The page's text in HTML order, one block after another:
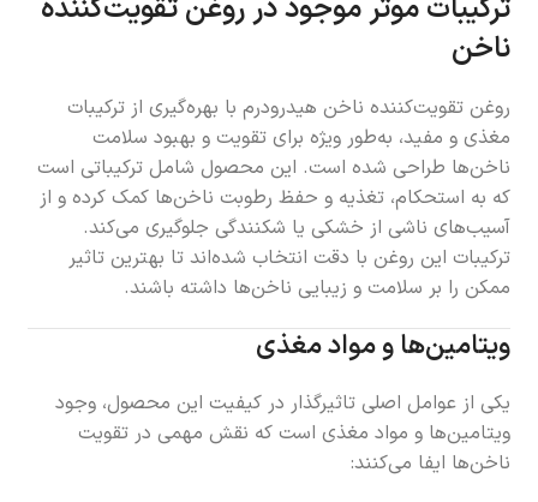
ترکیبات موثر موجود در روغن تقویت‌کننده
ناخن
روغن تقویت‌کننده ناخن هیدرودرم با بهره‌گیری از ترکیبات
مغذی و مفید، به‌طور ویژه برای تقویت و بهبود سلامت
ناخن‌ها طراحی شده است. این محصول شامل ترکیباتی است
که به استحکام، تغذیه و حفظ رطوبت ناخن‌ها کمک کرده و از
آسیب‌های ناشی از خشکی یا شکنندگی جلوگیری می‌کند.
ترکیبات این روغن با دقت انتخاب شده‌اند تا بهترین تاثیر
ممکن را بر سلامت و زیبایی ناخن‌ها داشته باشند.
ویتامین‌ها و مواد مغذی
یکی از عوامل اصلی تاثیرگذار در کیفیت این محصول، وجود
ویتامین‌ها و مواد مغذی است که نقش مهمی در تقویت
ناخن‌ها ایفا می‌کنند: